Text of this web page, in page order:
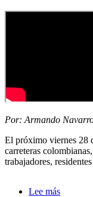
navegación
Por: Armando
El próximo viernes 28
carreteras
trabajadores,
Lee más